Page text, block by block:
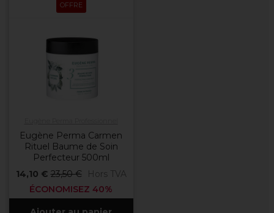
OFFRE
Eugène Perma Carmen
Rituel Baume de Soin
Perfecteur 500ml
14,10 € 23,50 €
Hors TVA
ÉCONOMISEZ 40%